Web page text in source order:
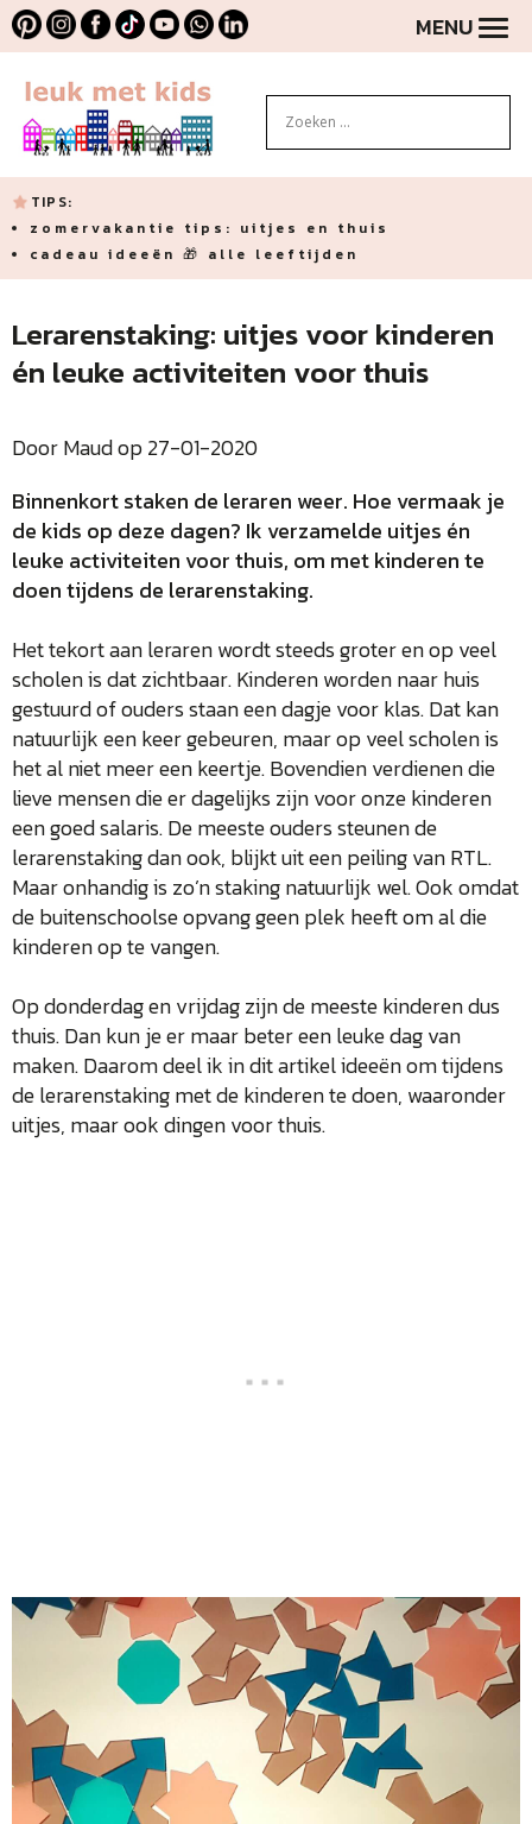
MENU
TIPS:
zomervakantie tips: uitjes en thuis
cadeau ideeën 🎁 alle leeftijden
Lerarenstaking: uitjes voor kinderen
én leuke activiteiten voor thuis
Door Maud op 27-01-2020
Binnenkort staken de leraren weer. Hoe vermaak je
de kids op deze dagen? Ik verzamelde uitjes én
leuke activiteiten voor thuis, om met kinderen te
doen tijdens de lerarenstaking.
Het tekort aan leraren wordt steeds groter en op veel
scholen is dat zichtbaar. Kinderen worden naar huis
gestuurd of ouders staan een dagje voor klas. Dat kan
natuurlijk een keer gebeuren, maar op veel scholen is
het al niet meer een keertje. Bovendien verdienen die
lieve mensen die er dagelijks zijn voor onze kinderen
een goed salaris. De meeste ouders steunen de
lerarenstaking dan ook, blijkt uit een peiling van RTL.
Maar onhandig is zo’n staking natuurlijk wel. Ook omdat
de buitenschoolse opvang geen plek heeft om al die
kinderen op te vangen.
Op donderdag en vrijdag zijn de meeste kinderen dus
thuis. Dan kun je er maar beter een leuke dag van
maken. Daarom deel ik in dit artikel ideeën om tijdens
de lerarenstaking met de kinderen te doen, waaronder
uitjes, maar ook dingen voor thuis.